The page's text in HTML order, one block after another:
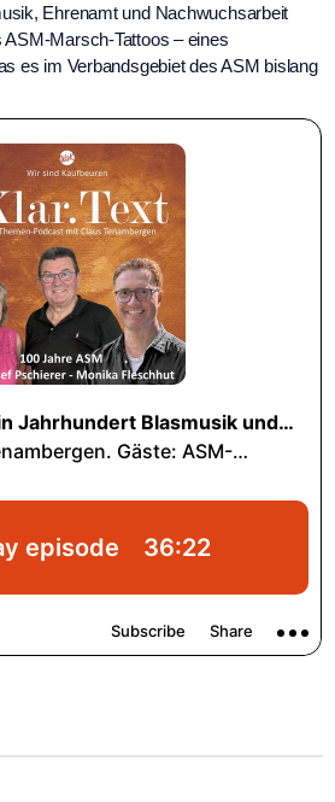
Ehrenamt und Nachwuchsarbeit
Marsch-Tattoos – eines
es im Verbandsgebiet des ASM bislang